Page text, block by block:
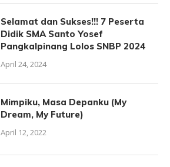
Selamat dan Sukses!!! 7 Peserta
Didik SMA Santo Yosef
Pangkalpinang Lolos SNBP 2024
April 24, 2024
Mimpiku, Masa Depanku (My
Dream, My Future)
April 12, 2022